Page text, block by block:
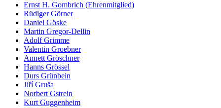
Ernst H. Gombrich (Ehrenmitglied)
Rüdiger Görner
Daniel Göske
Martin Gregor-Dellin
Adolf Grimme
Valentin Groebner
Annett Gröschner
Hanns Grössel
Durs Grünbein
Jiří Gruša
Norbert Gstrein
Kurt Guggenheim